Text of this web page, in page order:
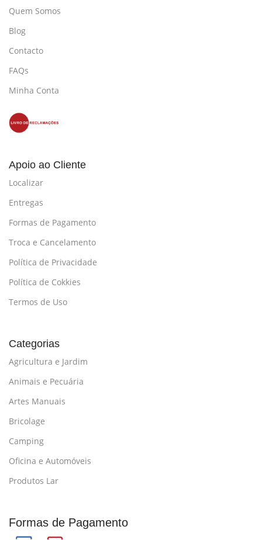
Quem Somos
Blog
Contacto
FAQs
Minha Conta
Apoio ao Cliente
Localizar
Entregas
Formas de Pagamento
Troca e Cancelamento
Política de Privacidade
Política de Cokkies
Termos de Uso
Categorias
Agricultura e Jardim
Animais e Pecuária
Artes Manuais
Bricolage
Camping
Oficina e Automóveis
Produtos Lar
Formas de Pagamento